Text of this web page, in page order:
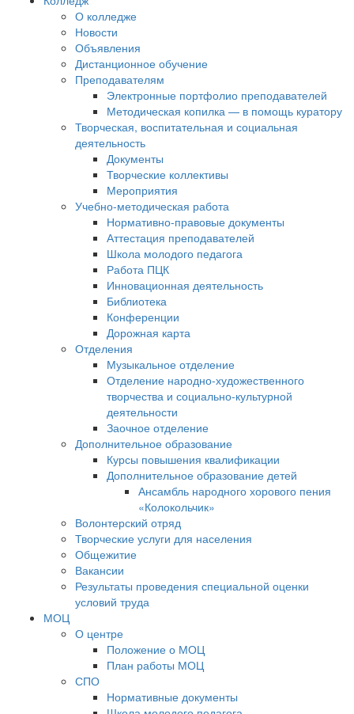
О колледже
Новости
Объявления
Дистанционное обучение
Преподавателям
Электронные портфолио преподавателей
Методическая копилка — в помощь куратору
Творческая, воспитательная и социальная
деятельность
Документы
Творческие коллективы
Мероприятия
Учебно-методическая работа
Нормативно-правовые документы
Аттестация преподавателей
Школа молодого педагога
Работа ПЦК
Инновационная деятельность
Библиотека
Конференции
Дорожная карта
Отделения
Музыкальное отделение
Отделение народно-художественного
творчества и социально-культурной
деятельности
Заочное отделение
Дополнительное образование
Курсы повышения квалификации
Дополнительное образование детей
Ансамбль народного хорового пения
«Колокольчик»
Волонтерский отряд
Творческие услуги для населения
Общежитие
Вакансии
Результаты проведения специальной оценки
условий труда
МОЦ
О центре
Положение о МОЦ
План работы МОЦ
СПО
Нормативные документы